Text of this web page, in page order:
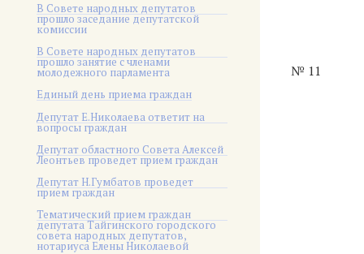
В Совете народных депутатов
прошло заседание депутатской
комиссии
В Совете народных депутатов
прошло занятие с членами
молодежного парламента
Единый день приема граждан
Депутат Е.Николаева ответит на
вопросы граждан
Депутат областного Совета Алексей
Леонтьев проведет прием граждан
Депутат Н.Гумбатов проведет
прием граждан
Тематический прием граждан
депутата Тайгинского городского
совета народных депутатов,
нотариуса Елены Николаевой
№ 11